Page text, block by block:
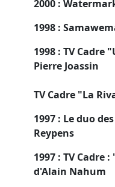
2000 :
1998 :
1998 : TV Cadre
Pierre Joassin
TV Cadre "La
1997 : Le duo
Reypens
1997 : TV Cadre
d'Alain Nahum